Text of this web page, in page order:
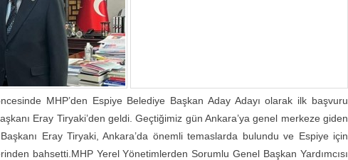
MHP’den Espiye Belediye Başkan Aday Adayı olarak ilk başvuru
Eray Tiryaki’den geldi. Geçtiğimiz gün Ankara’ya genel merkeze giden
Eray Tiryaki, Ankara’da önemli temaslarda bulundu ve Espiye için
bahsetti.MHP Yerel Yönetimlerden Sorumlu Genel Başkan Yardımcısı